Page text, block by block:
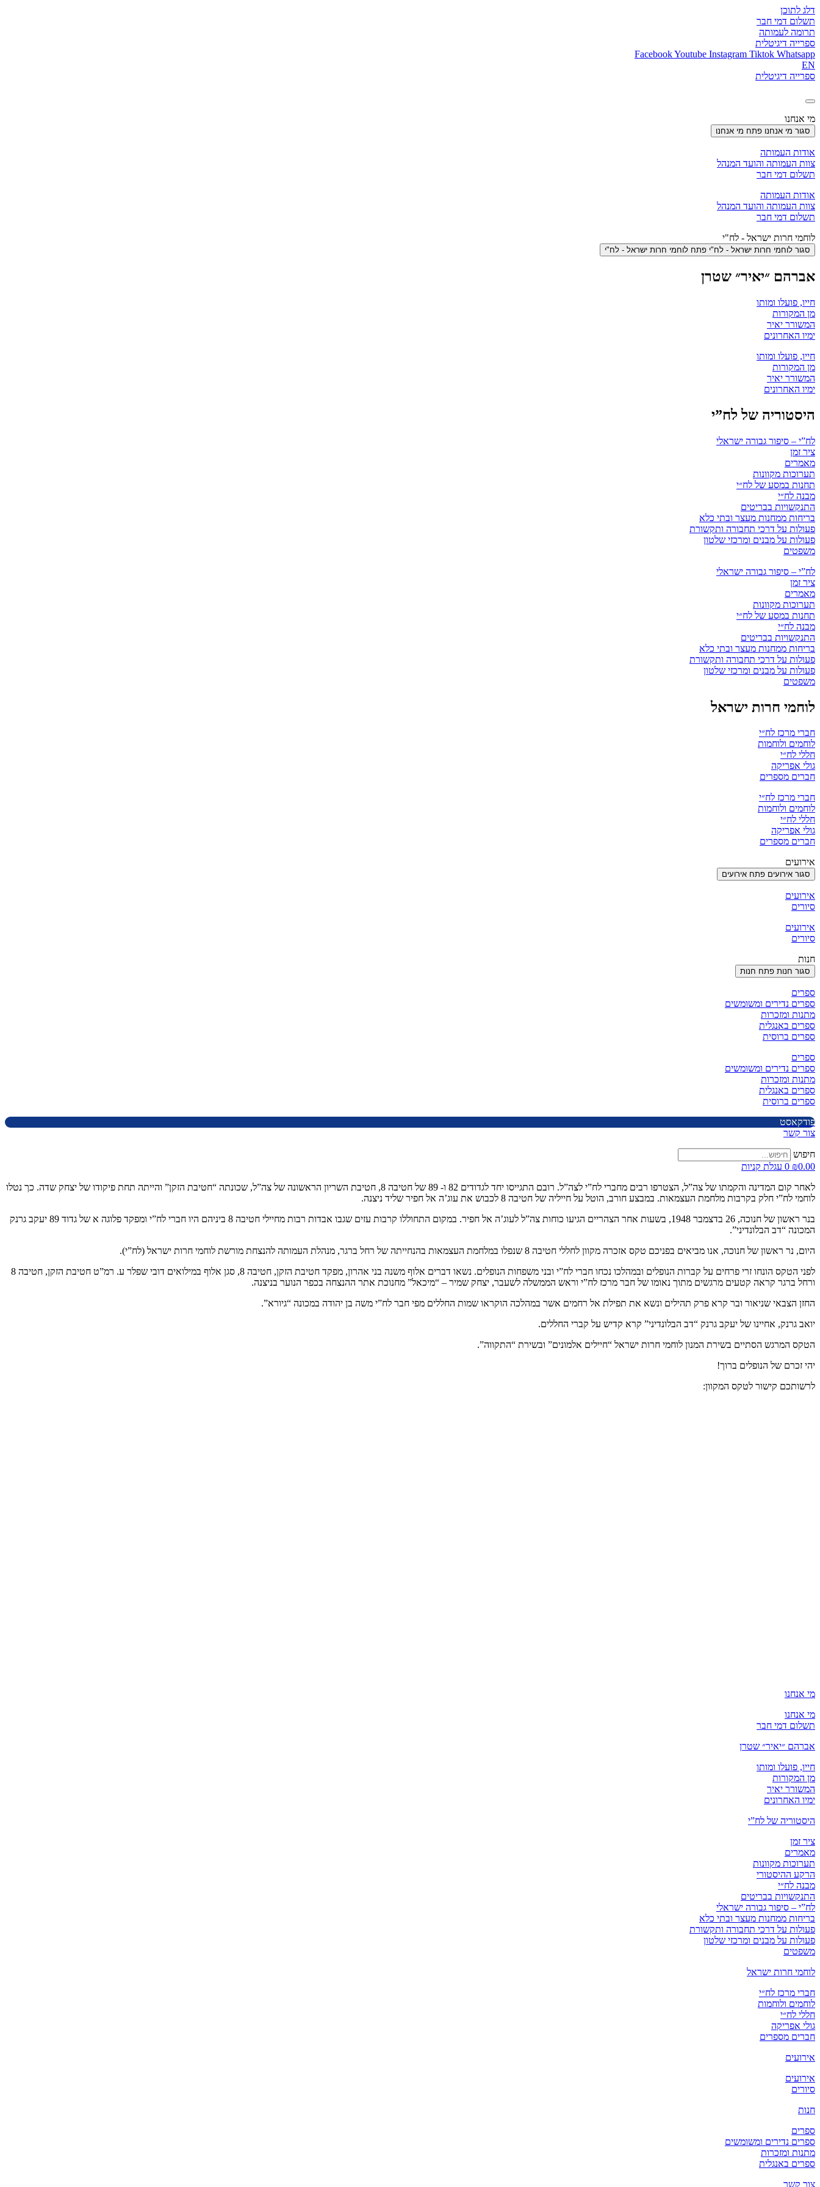
דלג לתוכן
תשלום דמי חבר
תרומה לעמותה
ספרייה דיגיטלית
FacebookYoutube Instagram Tiktok Whatsapp
EN
ספרייה דיגיטלית
מי אנחנו
סגור מי אנחנו פתח מי אנחנו
אודות העמותה
צוות העמותה והועד המנהל
תשלום דמי חבר
אודות העמותה
צוות העמותה והועד המנהל
תשלום דמי חבר
לוחמי חרות ישראל - לח"י
סגור לוחמי חרות ישראל - לח"י פתח לוחמי חרות ישראל - לח"י
אברהם ״יאיר״ שטרן
חייו, פועלו ומותו
מן המקורות
המשורר יאיר
ימיו האחרונים
חייו, פועלו ומותו
מן המקורות
המשורר יאיר
ימיו האחרונים
היסטוריה של לח”י
לח”י – סיפור גבורה ישראלי
ציר זמן
מאמרים
תערוכות מקוונות
תחנות במסע של לח״י
מבנה לח״י
התנקשויות בבריטים
בריחות ממחנות מעצר ובתי כלא
פעולות על דרכי תחבורה ותקשורת
פעולות על מבנים ומרכזי שלטון
משפטים
לח”י – סיפור גבורה ישראלי
ציר זמן
מאמרים
תערוכות מקוונות
תחנות במסע של לח״י
מבנה לח״י
התנקשויות בבריטים
בריחות ממחנות מעצר ובתי כלא
פעולות על דרכי תחבורה ותקשורת
פעולות על מבנים ומרכזי שלטון
משפטים
לוחמי חרות ישראל
חברי מרכז לח״י
לוחמים ולוחמות
חללי לח״י
גולי אפריקה
חברים מספרים
חברי מרכז לח״י
לוחמים ולוחמות
חללי לח״י
גולי אפריקה
חברים מספרים
אירועים
סגור אירועים פתח אירועים
אירועים
סיורים
אירועים
סיורים
חנות
סגור חנות פתח חנות
ספרים
ספרים נדירים ומשומשים
מתנות ומזכרות
ספרים באנגלית
ספרים ברוסית
ספרים
ספרים נדירים ומשומשים
מתנות ומזכרות
ספרים באנגלית
ספרים ברוסית
פודקאסט
צור קשר
חיפוש
₪0.00
0 עגלת קניות
לאחר קום המדינה והקמתו של צה”ל, הצטרפו רבים מחברי לח”י לצה”ל. רובם התגייסו יחד לגדודים 82 ו- 89 של חטיבה 8, חטיבת השריון הראשונה של צה”ל, שכונתה “חטיבת הזקן” והייתה תחת פיקודו של יצחק שדה. כך נטלו
לוחמי לח”י חלק בקרבות מלחמת העצמאות. במבצע חורב, הוטל על חייליה של חטיבה 8 לכבוש את עוג’ה אל חפיר שליד ניצנה.
בנר ראשון של חנוכה, 26 בדצמבר 1948, בשעות אחר הצהריים הגיעו כוחות צה”ל לעוג’ה אל חפיר. במקום התחוללו קרבות עזים שגבו אבדות רבות מחיילי חטיבה 8 ביניהם היו חברי לח”י ומפקד פלוגה א של גדוד 89 יעקב גרנק
המכונה “דב הבלונדיני”.
היום, נר ראשון של חנוכה, אנו מביאים בפניכם טקס אזכרה מקוון לחללי חטיבה 8 שנפלו במלחמת העצמאות בהנחייתה של רחל ברגר, מנהלת העמותה להנצחת מורשת לוחמי חרות ישראל (לח”י).
לפני הטקס הונחו זרי פרחים על קברות הנופלים ובמהלכו נכחו חברי לח”י ובני משפחות הנופלים. נשאו דברים אלוף משנה בני אהרון, מפקד חטיבת הזקן, חטיבה 8, סגן אלוף במילואים דובי שפלר ע. רמ”ט חטיבת הזקן, חטיבה 8
ורחל ברגר קראה קטעים מרגשים מתוך נאומו של חבר מרכז לח”י וראש הממשלה לשעבר, יצחק שמיר – “מיכאל” מחנוכת אתר ההנצחה בכפר הנוער בניצנה.
החזן הצבאי שניאור ובר קרא פרק תהילים ונשא את תפילת אל רחמים אשר במהלכה הוקראו שמות החללים מפי חבר לח”י משה בן יהודה במכונה “גיורא”.
יואב גרנק, אחיינו של יעקב גרנק “דב הבלונדיני” קרא קדיש על קברי החללים.
הטקס המרגש הסתיים בשירת המנון לוחמי חרות ישראל “חיילים אלמונים” ובשירת “התקווה”.
יהי זכרם של הנופלים ברוך!
לרשותכם קישור לטקס המקוון:
מי אנחנו
מי אנחנו
תשלום דמי חבר
אברהם ״יאיר״ שטרן
חייו, פועלו ומותו
מן המקורות
המשורר יאיר
ימיו האחרונים
היסטוריה של לח”י
ציר זמן
מאמרים
תערוכות מקוונות
הרקע ההיסטורי
מבנה לח״י
התנקשויות בבריטים
לח”י – סיפור גבורה ישראלי
בריחות ממחנות מעצר ובתי כלא
פעולות על דרכי תחבורה ותקשורת
פעולות על מבנים ומרכזי שלטון
משפטים
לוחמי חרות ישראל
חברי מרכז לח״י
לוחמים ולוחמות
חללי לח״י
גולי אפריקה
חברים מספרים
אירועים
אירועים
סיורים
חנות
ספרים
ספרים נדירים ומשומשים
מתנות ומזכרות
ספרים באנגלית
צור קשר